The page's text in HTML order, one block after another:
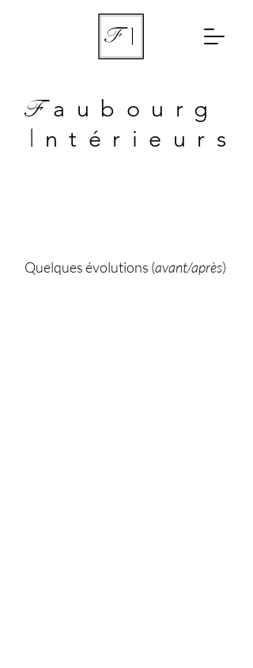
Faubourg
I ntérieurs
Quelques évolutions (avant/après) ​